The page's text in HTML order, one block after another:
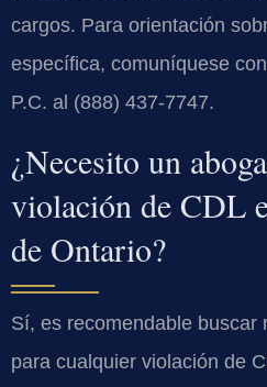
cargos. Para orientación
específica, comuníquese
P.C. al (888) 437-7747.
¿Necesito un
violación de CDL
de Ontario?
Sí, es recomendable buscar
para cualquier violación de